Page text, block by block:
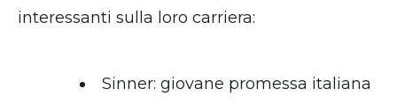
interessanti sulla loro carriera:
Sinner: giovane promessa italiana